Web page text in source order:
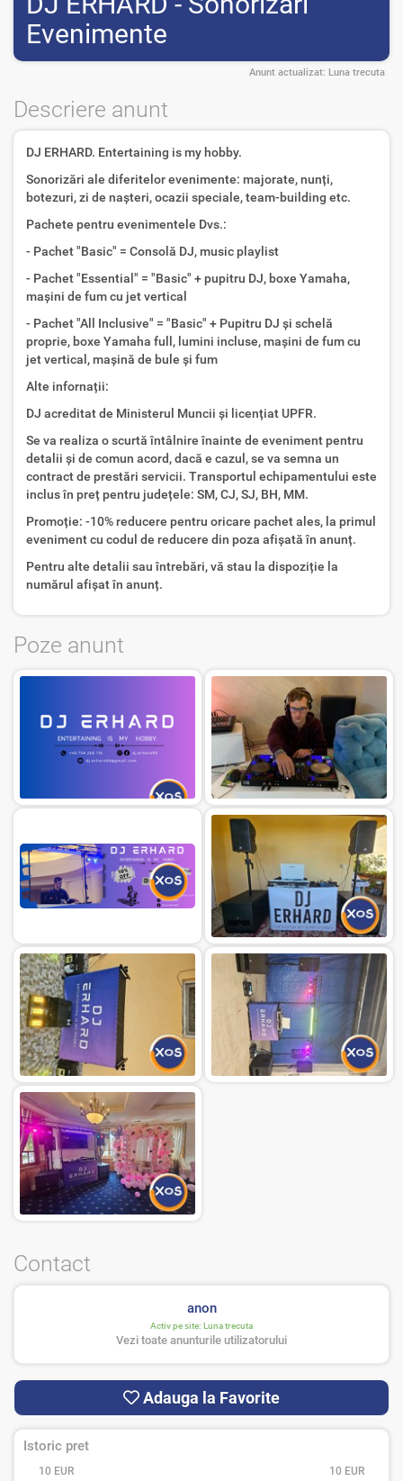
Evenimente
Anunt actualizat: Luna trecuta
Descriere anunt
DJ ERHARD. Entertaining is my hobby.
Sonorizări ale diferitelor evenimente: majorate, nunți,
botezuri, zi de nașteri, ocazii speciale, team-building etc.
Pachete pentru evenimentele Dvs.:
- Pachet "Basic" = Consolă DJ, music playlist
- Pachet "Essential" = "Basic" + pupitru DJ, boxe Yamaha,
mașini de fum cu jet vertical
- Pachet "All Inclusive" = "Basic" + Pupitru DJ și schelă
proprie, boxe Yamaha full, lumini incluse, mașini de fum cu
jet vertical, mașină de bule și fum
Alte infornații:
DJ acreditat de Ministerul Muncii și licențiat UPFR.
Se va realiza o scurtă întâlnire înainte de eveniment pentru
detalii și de comun acord, dacă e cazul, se va semna un
contract de prestări servicii. Transportul echipamentului este
inclus în preț pentru județele: SM, CJ, SJ, BH, MM.
Promoție: -10% reducere pentru oricare pachet ales, la primul
eveniment cu codul de reducere din poza afișată în anunț.
Pentru alte detalii sau întrebări, vă stau la dispoziție la
numărul afișat în anunț.
Poze anunt
Contact
anon
Activ pe site: Luna trecuta
Vezi toate anunturile utilizatorului
Adauga la Favorite
Istoric pret
10 EUR 10 EUR